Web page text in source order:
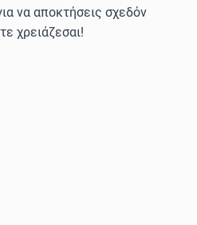
να αποκτήσεις σχεδόν
χρειάζεσαι!